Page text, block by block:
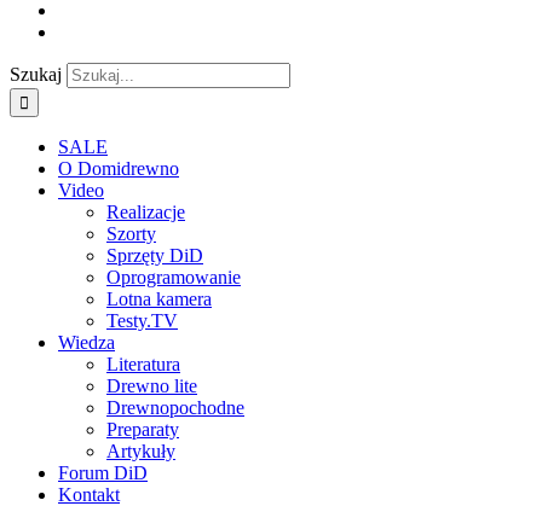
Szukaj
SALE
O Domidrewno
Video
Realizacje
Szorty
Sprzęty DiD
Oprogramowanie
Lotna kamera
Testy.TV
Wiedza
Literatura
Drewno lite
Drewnopochodne
Preparaty
Artykuły
Forum DiD
Kontakt